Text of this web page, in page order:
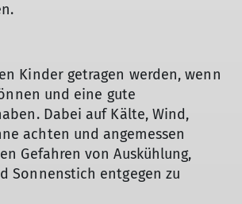
Kinder getragen werden, wenn
und eine gute
Dabei auf Kälte, Wind,
achten und angemessen
Gefahren von Auskühlung,
Sonnenstich entgegen zu